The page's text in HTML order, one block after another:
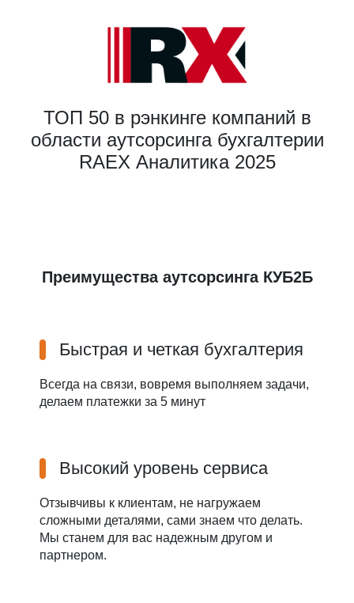
ТОП 50 в рэнкинге компаний в
области аутсорсинга бухгалтерии
RAEX Аналитика 2025
Преимущества аутсорсинга КУБ2Б
Быстрая и четкая бухгалтерия
Всегда на связи, вовремя выполняем задачи,
делаем платежки за 5 минут
Высокий уровень сервиса
Отзывчивы к клиентам, не нагружаем
сложными деталями, сами знаем что делать.
Мы станем для вас надежным другом и
партнером.